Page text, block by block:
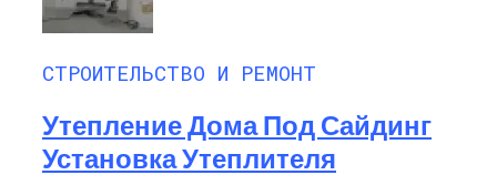
СТРОИТЕЛЬСТВО И РЕМОНТ
Утепление Дома Под Сайдинг
Установка Утеплителя